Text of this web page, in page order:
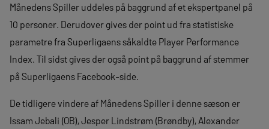
Månedens Spiller uddeles på baggrund af et ekspertpanel på
10 personer. Derudover gives der point ud fra statistiske
parametre fra Superligaens såkaldte Player Performance
Index. Til sidst gives der også point på baggrund af stemmer
på Superligaens Facebook-side.
De tidligere vindere af Månedens Spiller i denne sæson er
Issam Jebali (OB), Jesper Lindstrøm (Brøndby), Alexander